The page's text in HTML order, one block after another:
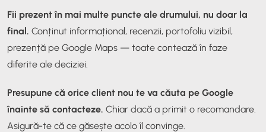
Fii prezent în mai multe puncte ale drumului, nu doar la
final. Conținut informațional, recenzii, portofoliu vizibil,
prezență pe Google Maps — toate contează în faze
diferite ale deciziei.
Presupune că orice client nou te va căuta pe Google
înainte să contacteze. Chiar dacă a primit o recomandare.
Asigură-te că ce găsește acolo îl convinge.